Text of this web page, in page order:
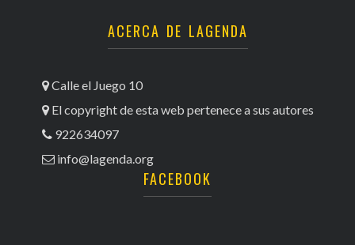
ACERCA DE LAGENDA
Calle el Juego 10
El copyright de esta web pertenece a sus autores
922634097
info@lagenda.org
FACEBOOK